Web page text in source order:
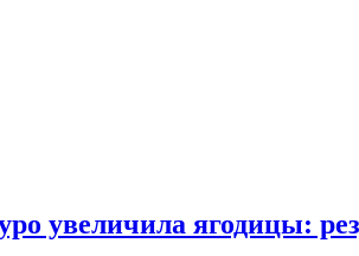
увеличила ягодицы: